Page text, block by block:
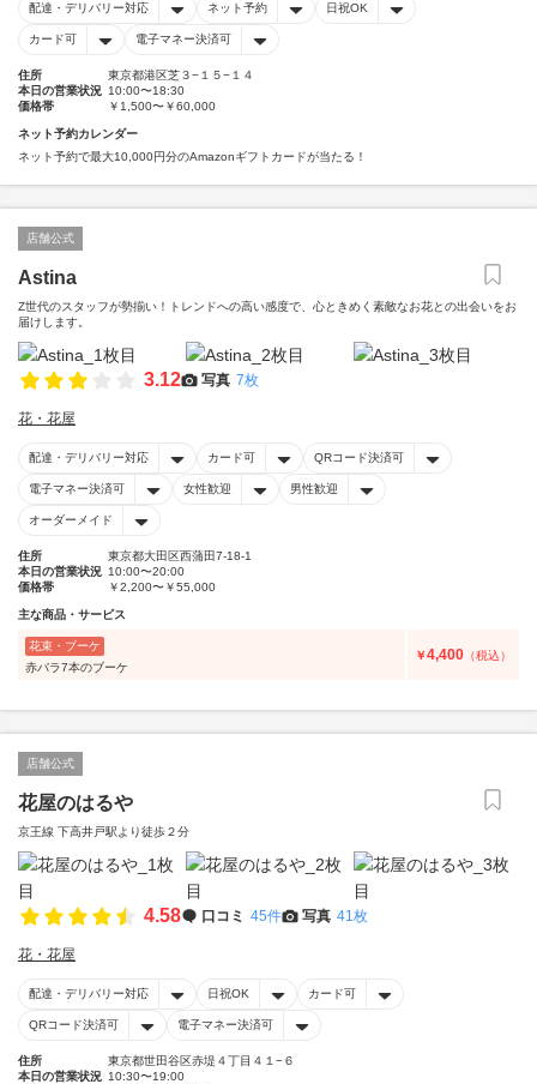
配達・デリバリー対応 ネット予約 日祝OK
カード可 電子マネー決済可
住所
東京都港区芝３−１５−１４
本日の営業状況 10:00〜18:30
価格帯
￥1,500〜￥60,000
ネット予約カレンダー
ネット予約で最大10,000円分のAmazonギフトカードが当たる！
店舗公式
Astina
Z世代のスタッフが勢揃い！トレンドへの高い感度で、心ときめく素敵なお花との出会いをお
届けします。
3.12 写真 7枚
花・花屋
配達・デリバリー対応 カード可 QRコード決済可
電子マネー決済可 女性歓迎 男性歓迎
オーダーメイド
住所
東京都大田区西蒲田7-18-1
本日の営業状況 10:00〜20:00
価格帯
￥2,200〜￥55,000
主な商品・サービス
花束・ブーケ
赤バラ7本のブーケ
￥4,400 （税込）
店舗公式
花屋のはるや
京王線 下高井戸駅より徒歩２分
4.58 口コミ 45件 写真 41枚
花・花屋
配達・デリバリー対応 日祝OK カード可
QRコード決済可 電子マネー決済可
住所
東京都世田谷区赤堤４丁目４１−６
本日の営業状況 10:30〜19:00